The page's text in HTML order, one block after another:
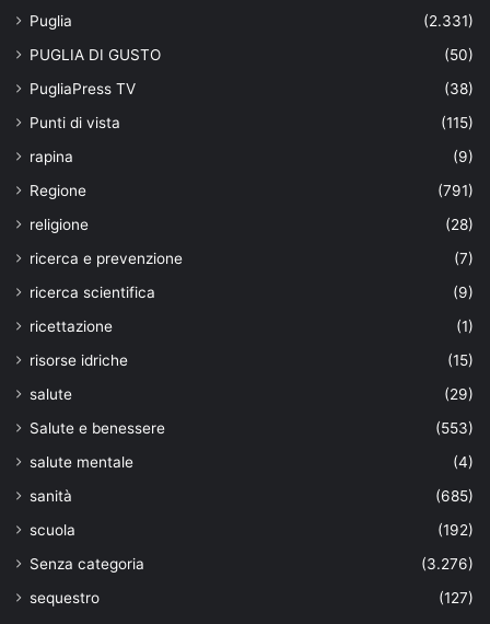
Puglia
(2.331)
PUGLIA DI GUSTO
(50)
PugliaPress TV
(38)
Punti di vista
(115)
rapina
(9)
Regione
(791)
religione
(28)
ricerca e prevenzione
(7)
ricerca scientifica
(9)
ricettazione
(1)
risorse idriche
(15)
salute
(29)
Salute e benessere
(553)
salute mentale
(4)
sanità
(685)
scuola
(192)
Senza categoria
(3.276)
sequestro
(127)